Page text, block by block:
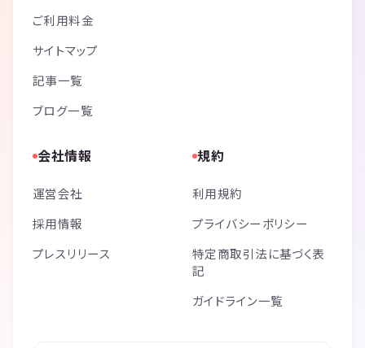
ご利用料金
サイトマップ
記事一覧
ブログ一覧
会社情報
運営会社
採用情報
プレスリリース
規約
利用規約
プライバシーポリシー
特定商取引法に基づく表
記
ガイドライン一覧